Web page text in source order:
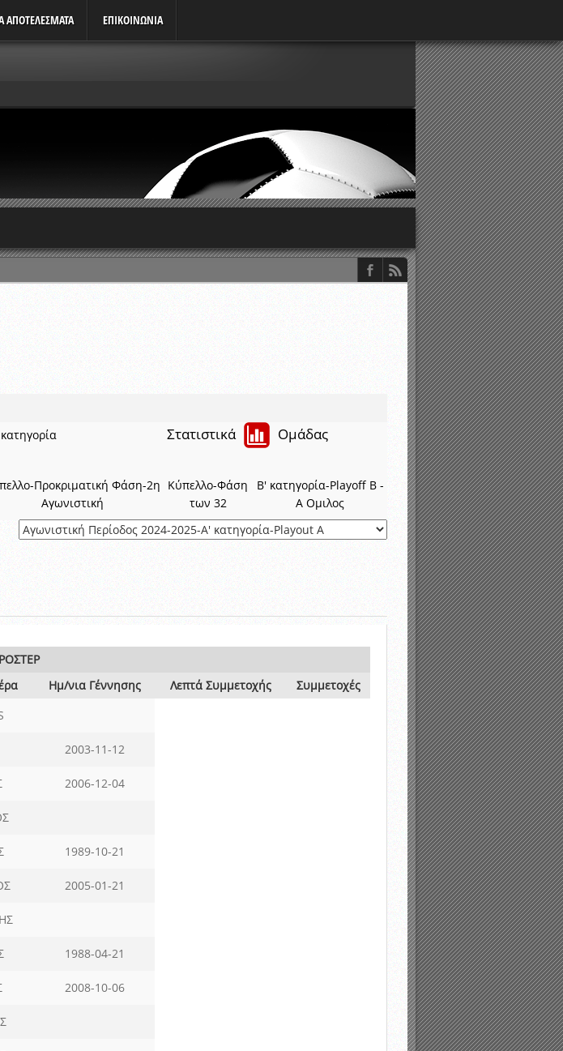
ΑΠΟΤΕΛΕΣΜΑΤΑ ΕΠΙΚΟΙΝΩΝΙΑ
δοκιμασιών διαιτητών και παρατηρητών ΕΠΣΑ
Στατιστικά Ομάδας
Προκριματική Φάση-2η
Αγωνιστική
Κύπελλο-Φάση
των 32
Β' κατηγορία-Playoff B -
Α Ομιλος
ΡΟΣΤΕΡ
Ημ/νια Γέννησης Λεπτά Συμμετοχής
Συμμετοχές
2003-11-12
2006-12-04
1989-10-21
2005-01-21
1988-04-21
2008-10-06